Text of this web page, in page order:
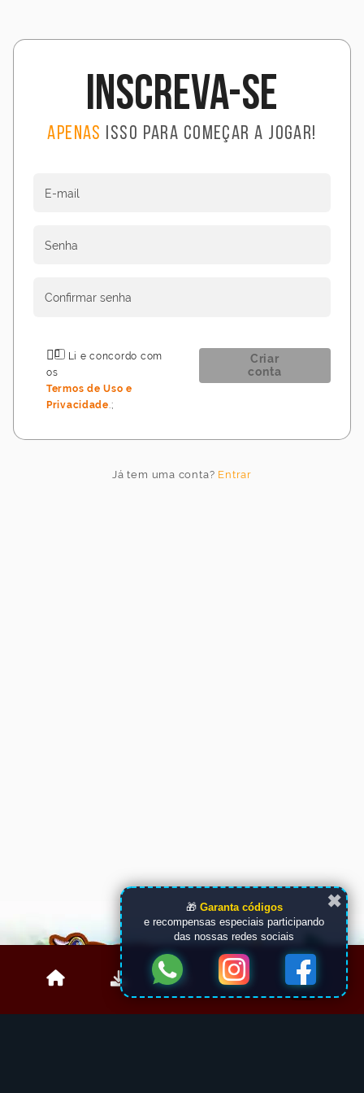
Idioma
Inscreva-se
Apenas isso para começar a jogar!
E-mail
Senha
Confirmar senha
Li e concordo com
os
Termos de Uso e
Privacidade.;
Criar
conta
Já tem uma conta? Entrar
✖
🎁 Garanta códigos
e recompensas especiais participando
das nossas redes sociais